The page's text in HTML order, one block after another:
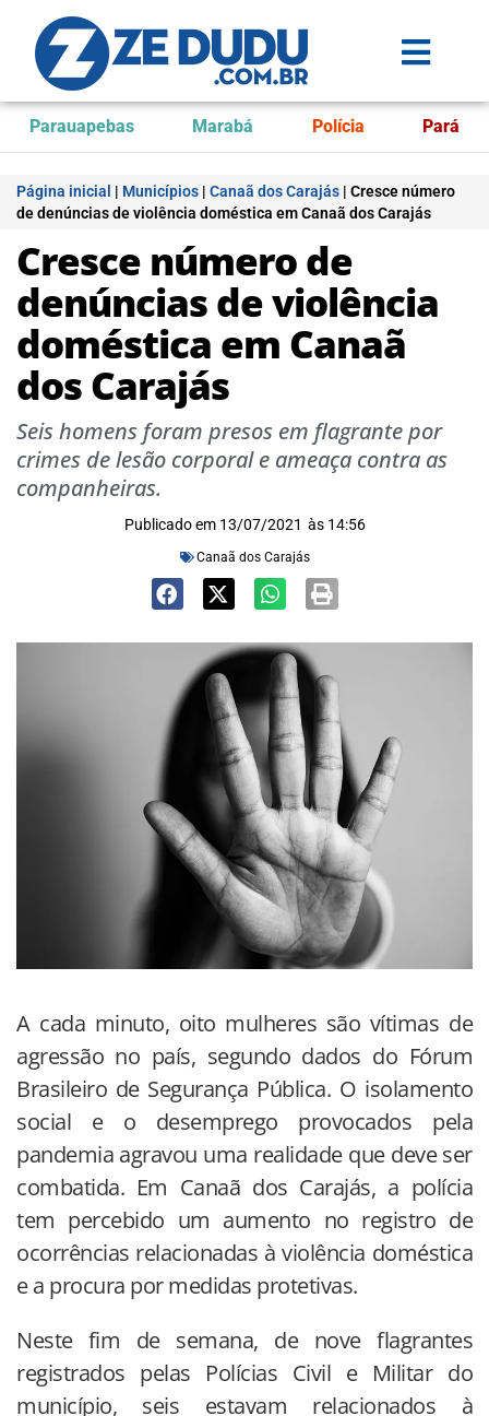
Parauapebas Marabá Polícia Pará
Página inicial | Municípios | Canaã dos Carajás | Cresce número
de denúncias de violência doméstica em Canaã dos Carajás
Cresce número de
denúncias de violência
doméstica em Canaã
dos Carajás
Seis homens foram presos em flagrante por
crimes de lesão corporal e ameaça contra as
companheiras.
Publicado em 13/07/2021 às 14:56
Canaã dos Carajás
A cada minuto, oito mulheres são vítimas de
agressão no país, segundo dados do Fórum
Brasileiro de Segurança Pública. O isolamento
social e o desemprego provocados pela
pandemia agravou uma realidade que deve ser
combatida. Em Canaã dos Carajás, a polícia
tem percebido um aumento no registro de
ocorrências relacionadas à violência doméstica
e a procura por medidas protetivas.
Neste fim de semana, de nove flagrantes
registrados pelas Polícias Civil e Militar do
município, seis estavam relacionados à